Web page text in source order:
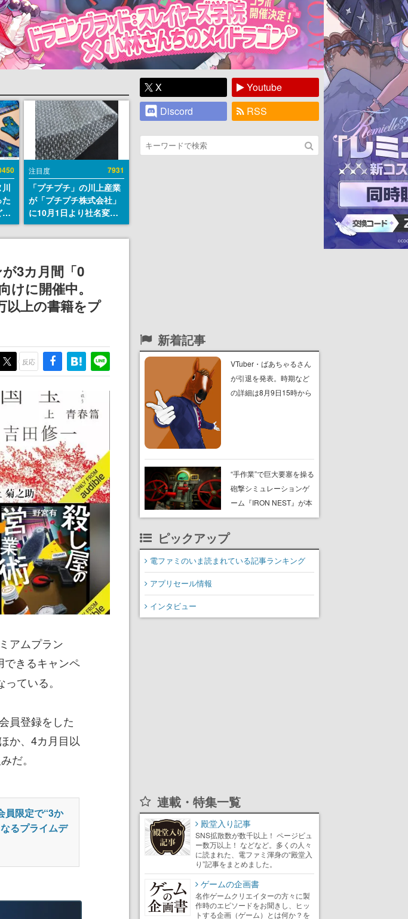
2
注目度 7931
「プチプチ」の川上産業
が「プチプチ株式会社」
に10月1日より社名変更
へ。創業58年で初めての
変更で、“プチッ”と鳴る
の名前に
3カ月間「0
に開催中。
以上の書籍をプ
反応
アムプラン
できるキャンペ
ている。
員登録をした
か、4カ月目以
だ。
員限定で“3か
るプライムデ
X
Youtube
Discord
RSS
新着記事
VTuber・ばあちゃるさん
が引退を発表。時期など
の詳細は8月9日15時から
“手作業”で巨大要塞を操る
砲撃シミュレーションゲ
ーム『IRON NEST』が本
日8月7日Steamにてリリ
オペでこなし、強烈な一
撃をブチかませるロマン
ピックアップ
電ファミのいま読まれている記事ランキング
アプリセール情報
インタビュー
連載・特集一覧
殿堂入り記事
SNS拡散数が数千以上！ ページビュ
ー数万以上！ などなど。多くの人々
に読まれた、電ファミ渾身の“殿堂入
り”記事をまとめました。
ゲームの企画書
名作ゲームクリエイターの方々に製
作時のエピソードをお聞きし、ヒッ
トする企画（ゲーム）とは何か？を